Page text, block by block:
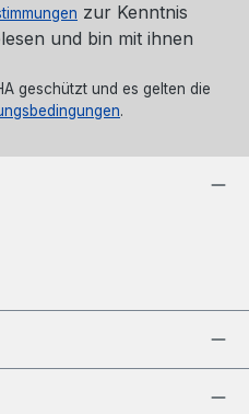
zur Kenntnis
und bin mit ihnen
geschützt und es gelten die
.